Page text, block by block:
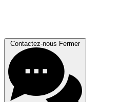
Contactez-nous Fermer